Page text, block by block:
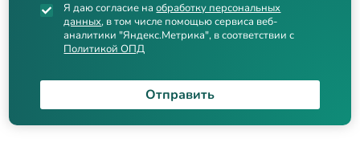
Я даю согласие наобработку персональных
данных, в том числе помощью сервиса веб-
аналитики "Яндекс.Метрика", в соответствии с
Политикой ОПД
Отправить